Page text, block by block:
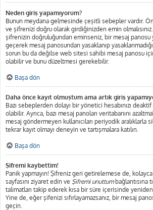
Neden giriş yapamıyorum?
Bunun meydana gelmesinde çeşitli sebepler vardır.
ve şifrenizi doğru olarak girdiğinizden emin olmalısınız.
şifrenizin doğruluğundan eminseniz, bir mesaj
geçerek mesaj panosundan yasaklanıp
sorun bu da değilse web sitesi sahibi mesaj panosu
olabilir ve bunu düzeltmesi gerekebilir.
Başa dön
Daha önce kayıt olmuştum ama artık giriş
Bazı sebeplerden dolayı bir yönetici hesabınızı
olabilir. Ayrıca, bazı mesaj panoları veritabanını
mesaj göndermeyen kullanıcıları periyodik aralıklarla
tekrar kayıt olmayı deneyin ve tartışmalara katılın.
Başa dön
Şifremi kaybettim!
Panik yapmayın! Şifreniz geri getirelemese de, kolayca
sayfasını ziyaret edin ve Şifremi unuttumbağlantısına
talimatları takip ederek kısa bir süre içerisinde
Yine de, eğer şifenizi sıfırlayamazsanız, bir mesaj
geçin.